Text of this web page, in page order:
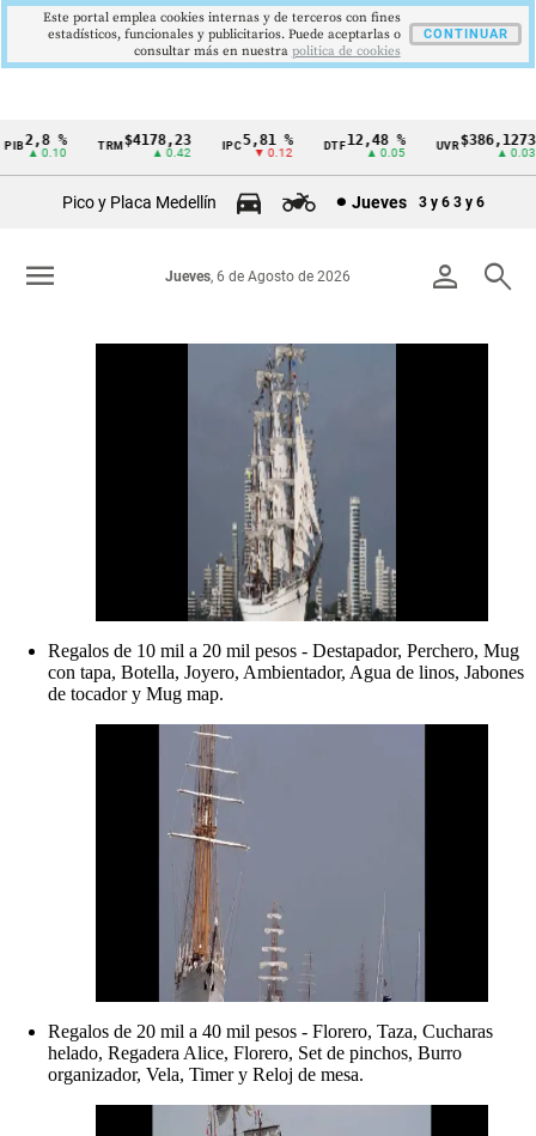
Cintillo
Colombia
2,8 %
▲ 0.10
TRM$4178,23
▲ 0.42
5,81 %
▼ 0.12
DTF12,48 %
▲ 0.05
UVR$386,1273
▲ 0.03
Pico y Placa Medellín Jueves 3 y 6 3 y 6
person search
Jueves, 6 de Agosto de 2026
menu
Regalos de 10 mil a 20 mil pesos - Destapador, Perchero, Mug
con tapa, Botella, Joyero, Ambientador, Agua de linos, Jabones
de tocador y Mug map.
Regalos de 20 mil a 40 mil pesos - Florero, Taza, Cucharas
helado, Regadera Alice, Florero, Set de pinchos, Burro
organizador, Vela, Timer y Reloj de mesa.
Este portal emplea cookies internas y de terceros con fines
estadísticos, funcionales y publicitarios. Puede aceptarlas o
consultar más en nuestra politica de cookies
CONTINUAR